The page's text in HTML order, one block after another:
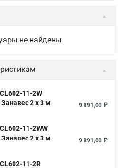
не найдены
11-2W
2 x 3 м
9 891,00 ₽
11-2WW
2 x 3 м
9 891,00 ₽
11-2R